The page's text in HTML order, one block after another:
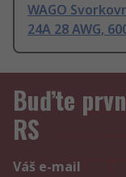
WAGO
24A 28 AWG,
Buďte
RS
Váš e-mail